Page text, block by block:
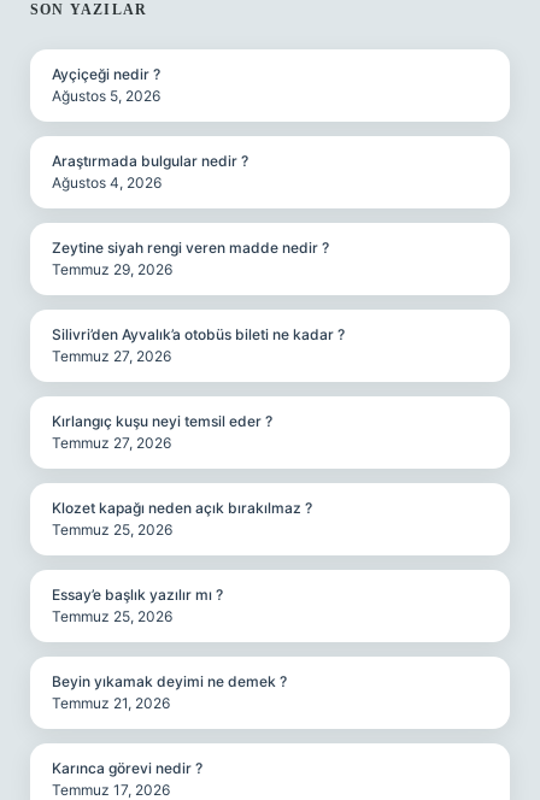
SIDEBAR
SON YAZILAR
Ayçiçeği nedir ?
Ağustos 5, 2026
Araştırmada bulgular nedir ?
Ağustos 4, 2026
Zeytine siyah rengi veren madde nedir ?
Temmuz 29, 2026
Silivri’den Ayvalık’a otobüs bileti ne kadar ?
Temmuz 27, 2026
Kırlangıç kuşu neyi temsil eder ?
Temmuz 27, 2026
Klozet kapağı neden açık bırakılmaz ?
Temmuz 25, 2026
Essay’e başlık yazılır mı ?
Temmuz 25, 2026
Beyin yıkamak deyimi ne demek ?
Temmuz 21, 2026
Karınca görevi nedir ?
Temmuz 17, 2026